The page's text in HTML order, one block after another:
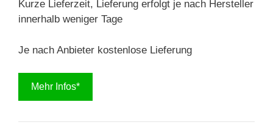
Kurze Lieferzeit, Lieferung erfolgt je nach Hersteller
innerhalb weniger Tage
Je nach Anbieter kostenlose Lieferung
Mehr Infos*